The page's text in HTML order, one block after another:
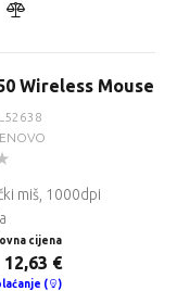
Wireless Mouse
miš, 1000dpi
cijena
12,63 €
( )